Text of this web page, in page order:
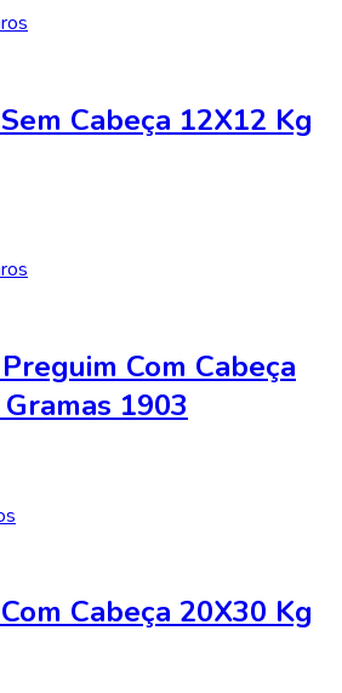
Cabeça 12X12 Kg
Com Cabeça
1903
Cabeça 20X30 Kg